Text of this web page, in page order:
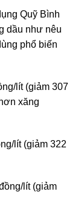
Quỹ Bình
dầu như nêu
phổ biến
lít (giảm 307
xăng
lít (giảm 322
lít (giảm